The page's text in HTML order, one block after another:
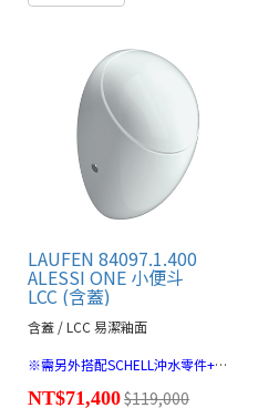
LAUFEN 84097.1.400
ALESSI ONE 小便斗
LCC (含蓋)
含蓋 / LCC 易潔釉面
※需另外搭配SCHELL沖水零件+面板 🔗
NT$71,400$119,000